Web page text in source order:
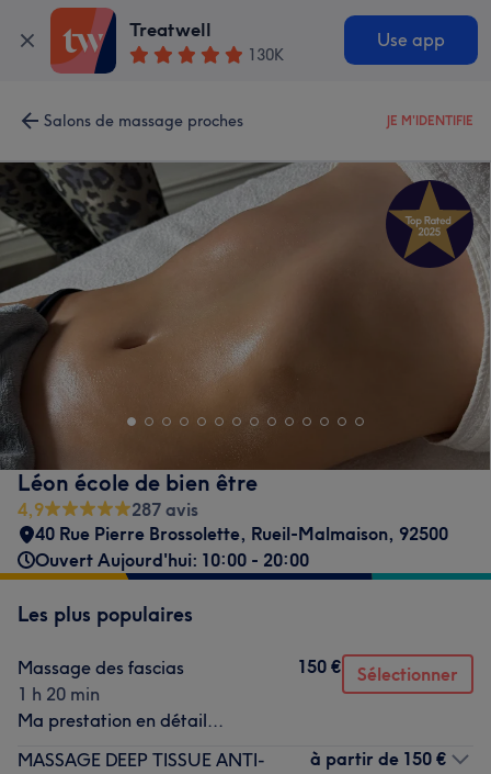
Treatwell
130K
Use app
Salons de massage proches JE M'IDENTIFIE
Léon école de bien être
4,9
287 avis
40 Rue Pierre Brossolette, Rueil-Malmaison, 92500
Ouvert Aujourd'hui: 10:00 - 20:00
Les plus populaires
Massage des fascias
1 h 20 min
Ma prestation en détail...
150 € Sélectionner
MASSAGE DEEP TISSUE ANTI-
à partir de 150 €